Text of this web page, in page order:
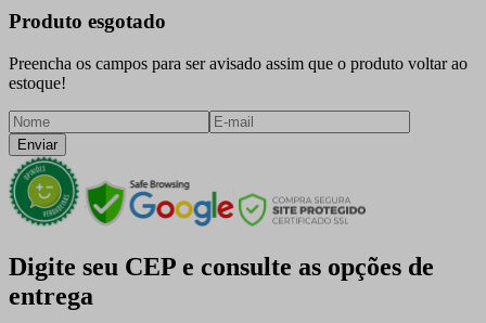
Produto esgotado
Preencha os campos para ser avisado assim que o produto voltar ao
estoque!
Enviar
Digite seu CEP e consulte as opções de
entrega